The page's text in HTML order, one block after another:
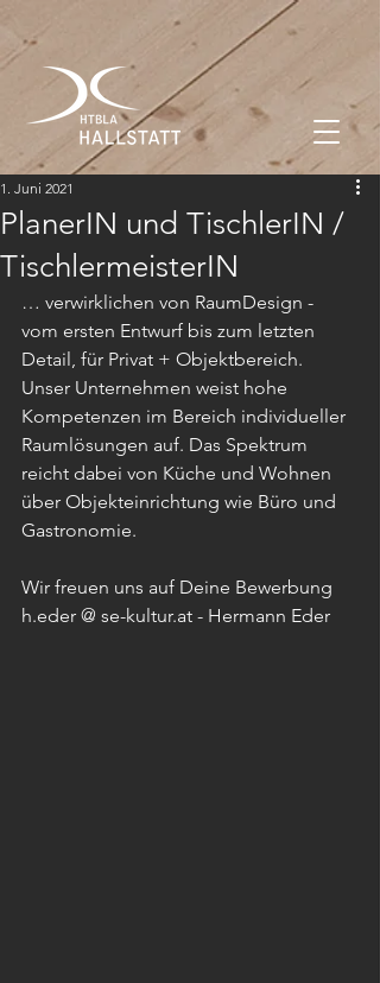
PlanerIN und TischlerIN /
TischlermeisterIN
1. Juni 2021
… verwirklichen von RaumDesign -
vom ersten Entwurf bis zum letzten
Detail, für Privat + Objektbereich.
Unser Unternehmen weist hohe
Kompetenzen im Bereich individueller
Raumlösungen auf. Das Spektrum
reicht dabei von Küche und Wohnen
über Objekteinrichtung wie Büro und
Gastronomie.
Wir freuen uns auf Deine Bewerbung
h.eder @ se-kultur.at - Hermann Eder